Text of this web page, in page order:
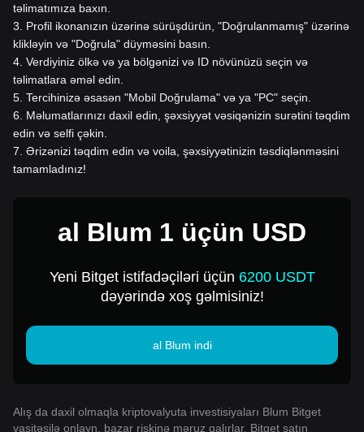
təlimatımıza baxın.
3
Profil ikonanızın üzərinə sürüşdürün, "Doğrulanmamış" üzərinə
klikləyin və "Doğrula" düyməsini basın.
4 Verdiyiniz ölkə və ya bölgənizi və ID növünüzü seçin və
təlimatlara əməl edin.
5 Tercihinizə əsasən "Mobil Doğrulama" və ya "PC" seçin.
6
Məlumatlarınızı daxil edin, şəxsiyyət vəsiqənizin surətini təqdim
edin və selfi çəkin.
7 Ərizənizi təqdim edin və voila, şəxsiyyətinizin təsdiqlənməsini
tamamladınız!
al Blum 1 üçün USD
Yeni Bitget istifadəçiləri üçün 6200 USDT
dəyərində xoş gəlmisiniz!
al Blum indi
Alış da daxil olmaqla kriptovalyuta investisiyaları Blum Bitget
vasitəsilə onlayn, bazar riskinə məruz qalırlar. Bitget satın